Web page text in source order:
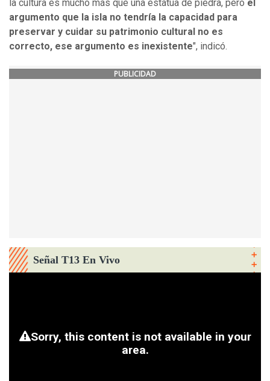
la cultura es mucho más que una estatua de piedra, pero el
argumento que la isla no tendría la capacidad para
preservar y cuidar su patrimonio cultural no es
correcto, ese argumento es inexistente", indicó.
PUBLICIDAD
Señal T13 En Vivo